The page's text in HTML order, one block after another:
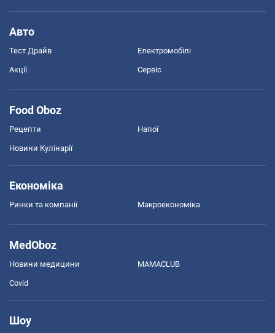
Авто
Тест Драйв Електромобілі
Акції Сервіс
Food Oboz
Рецепти Напої
Новини Кулінарії
Економіка
Ринки та компанії Макроекономіка
MedOboz
Новини медицини MAMACLUB
Covid
Шоу